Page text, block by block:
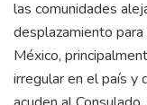
las comunidades
desplazamiento
México,
irregular en el país y